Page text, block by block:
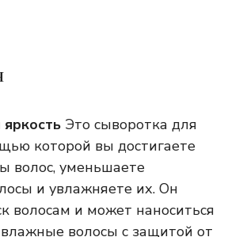
Это сыворотка для
которой вы достигаете
волос, уменьшаете
и увлажняете их. Он
волосам и может наноситься
волосы с защитой от